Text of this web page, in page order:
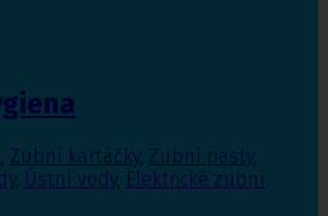
, Zubní kartáčky, Zubní pasty,
, Ústní vody, Elektrické zubní